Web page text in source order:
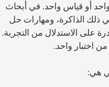
أو قياس واحد. في أبحاث
ذلك الذاكرة، ومهارات حل
على الاستدلال من التجربة.
اختبار واحد.
هي: